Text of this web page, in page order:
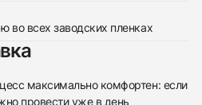
во всех заводских пленках
максимально комфортен: если
провести уже в день